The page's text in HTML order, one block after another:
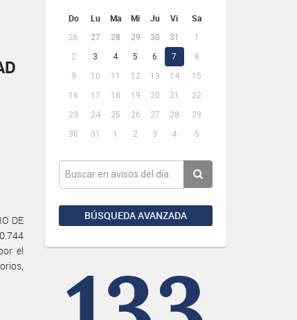
Do Lu Ma Mi Ju Vi Sa
26 27 28 29 30 31
1
2
3 4 5 6 7
8
9
10 11 12 13 14
15
16
17 18 19 20 21
22
23
24 25 26 27 28
29
30
31 1 2 3 4 5
BÚSQUEDA AVANZADA
DE
el